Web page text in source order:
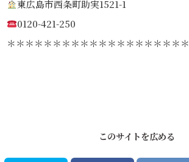
東広島市西条町助実1521-1
0120-421-250
＊＊＊＊＊＊＊＊＊＊＊＊＊＊＊＊＊＊＊＊
このサイトを広める